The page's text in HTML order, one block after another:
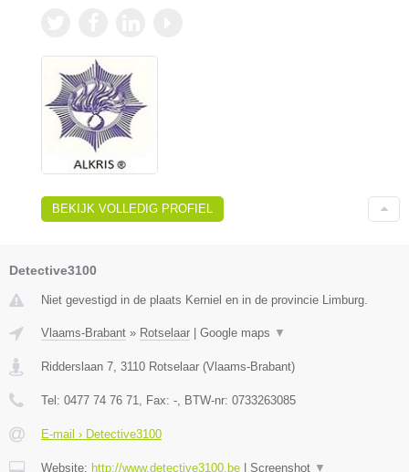
BEKIJK VOLLEDIG PROFIEL
Detective3100
Niet gevestigd in de plaats Kerniel en in de provincie Limburg.
Vlaams-Brabant » Rotselaar Google maps ▼
Ridderslaan 7 3110 Rotselaar (Vlaams-Brabant)
Tel: 0477 74 76 71 , Fax: - , BTW-nr: 0733263085
E-mail › Detective3100
Website: http://www.detective3100.be Screenshot ▼